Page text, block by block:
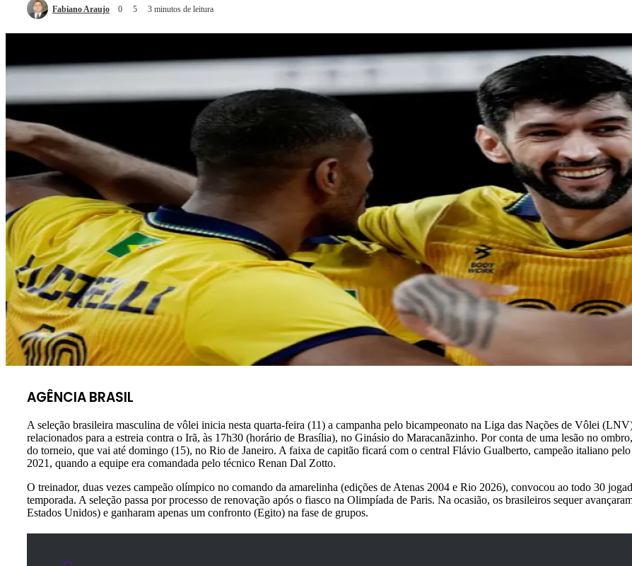
Fabiano Araujo 0 5 3 minutos de leitura
AGÊNCIA BRASIL
A seleção brasileira masculina de vôlei inicia nesta quarta-feira (11) a campanha pelo bicampeonato na Liga das Nações de Vôlei
relacionados para a estreia contra o Irã, às 17h30 (horário de Brasília), no Ginásio do Maracanãzinho. Por conta de uma lesão no
do torneio, que vai até domingo (15), no Rio de Janeiro. A faixa de capitão ficará com o central Flávio Gualberto, campeão italiano
2021, quando a equipe era comandada pelo técnico Renan Dal Zotto.
O treinador, duas vezes campeão olímpico no comando da amarelinha (edições de Atenas 2004 e Rio 2026), convocou ao todo 30
temporada. A seleção passa por processo de renovação após o fiasco na Olimpíada de Paris. Na ocasião, os brasileiros sequer
Estados Unidos) e ganharam apenas um confronto (Egito) na fase de grupos.